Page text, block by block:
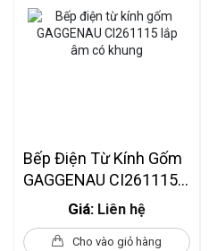
Bếp Điện Từ Kính Gốm
GAGGENAU CI261115
Lắp Âm Có Khung
Giá: Liên hệ
Cho vào giỏ hàng